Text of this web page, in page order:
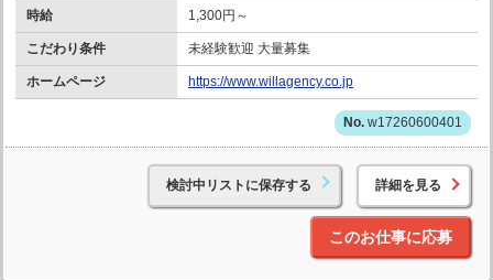
時給 1,300円～
こだわり条件 未経験歓迎 大量募集
ホームページ https://www.willagency.co.jp
w17260600401
検討中リストに保存する 詳細を見る
このお仕事に応募